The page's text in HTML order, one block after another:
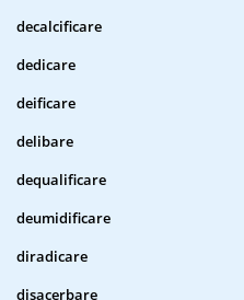
decalcificare
dedicare
deificare
delibare
dequalificare
deumidificare
diradicare
disacerbare